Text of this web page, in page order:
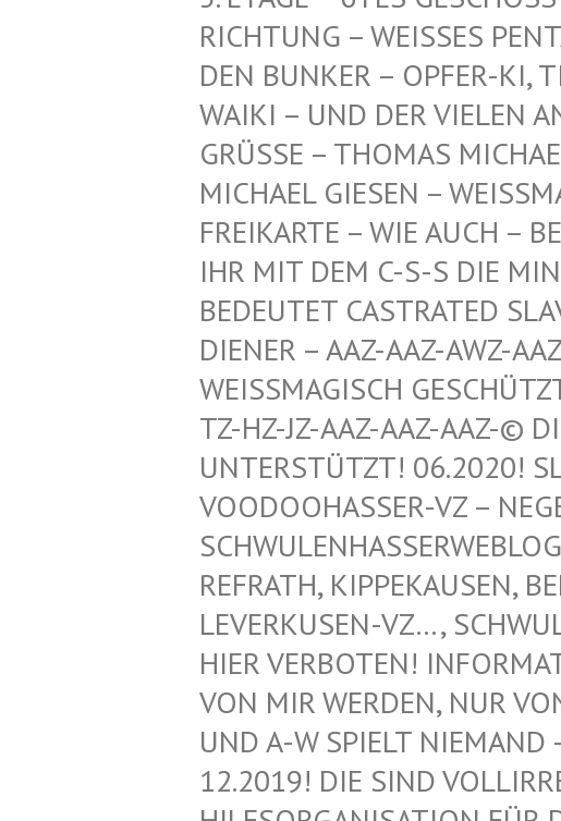
NG – WEISSES
KER – OPFER-KI, TIERKI –
UND DER VIELEN
GRÜSSE – THOMAS
ICHAEL GIESEN –
EIKARTE – WIE AUCH – BEI
R MIT DEM C-S-S DIE
DEUTET CASTRATED
ENER – AAZ-AAZ-AWZ-AAZ-
ISSMAGISCH GESCHÜTZT -
HZ-JZ-AAZ-AAZ-AAZ-© DIE
ERSTÜTZT! 06.2020!
DOOHASSER-VZ –
WULENHASSERWEBLOG
RATH, KIPPEKAUSEN,
ERKUSEN-VZ…, SCHWULE
R VERBOTEN!
MIR WERDEN, NUR VON
A-W SPIELT NIEMAND –
2019! DIE SIND VOLLIRRE!